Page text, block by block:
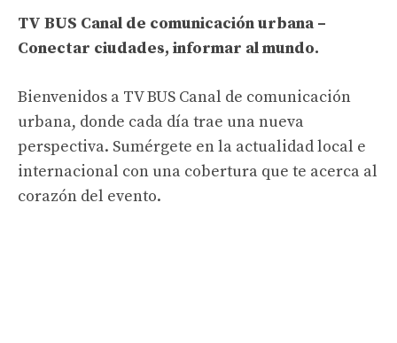
TV BUS Canal de comunicación urbana –
Conectar ciudades, informar al mundo.
Bienvenidos a TV BUS Canal de comunicación
urbana, donde cada día trae una nueva
perspectiva. Sumérgete en la actualidad local e
internacional con una cobertura que te acerca al
corazón del evento.